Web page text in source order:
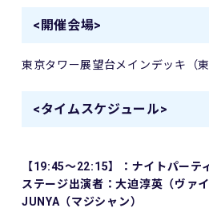
<開催会場>
東京タワー展望台メインデッキ（
<タイムスケジュール>
【19:45～22:15】：ナイトパーテ
ステージ出演者：大迫淳英（ヴァ
JUNYA（マジシャン）